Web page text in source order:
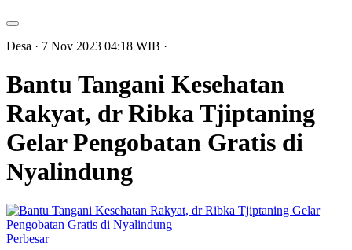
Desa · 7 Nov 2023 04:18 WIB ·
Bantu Tangani Kesehatan
Rakyat, dr Ribka Tjiptaning
Gelar Pengobatan Gratis di
Nyalindung
Perbesar